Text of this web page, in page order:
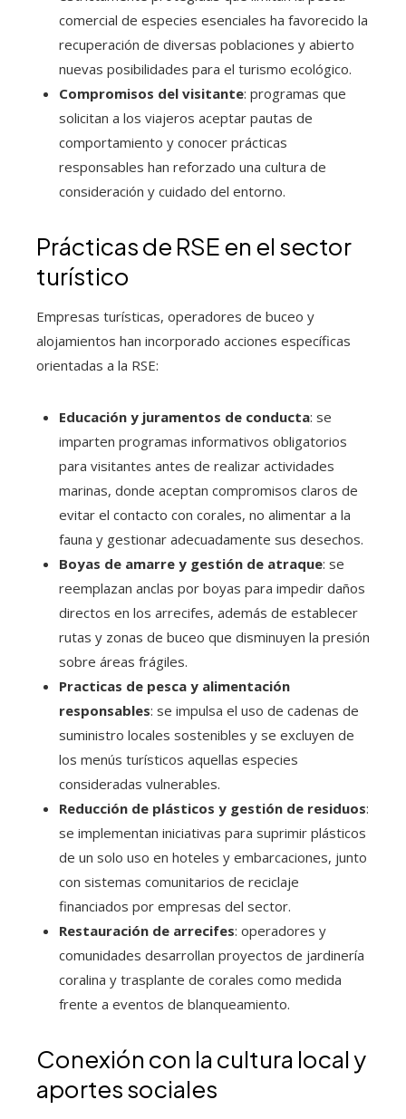
comercial de especies esenciales ha favorecido la
recuperación de diversas poblaciones y abierto
nuevas posibilidades para el turismo ecológico.
Compromisos del visitante: programas que
solicitan a los viajeros aceptar pautas de
comportamiento y conocer prácticas
responsables han reforzado una cultura de
consideración y cuidado del entorno.
Prácticas de RSE en el sector
turístico
Empresas turísticas, operadores de buceo y
alojamientos han incorporado acciones específicas
orientadas a la RSE:
Educación y juramentos de conducta: se
imparten programas informativos obligatorios
para visitantes antes de realizar actividades
marinas, donde aceptan compromisos claros de
evitar el contacto con corales, no alimentar a la
fauna y gestionar adecuadamente sus desechos.
Boyas de amarre y gestión de atraque: se
reemplazan anclas por boyas para impedir daños
directos en los arrecifes, además de establecer
rutas y zonas de buceo que disminuyen la presión
sobre áreas frágiles.
Practicas de pesca y alimentación
responsables: se impulsa el uso de cadenas de
suministro locales sostenibles y se excluyen de
los menús turísticos aquellas especies
consideradas vulnerables.
Reducción de plásticos y gestión de residuos:
se implementan iniciativas para suprimir plásticos
de un solo uso en hoteles y embarcaciones, junto
con sistemas comunitarios de reciclaje
financiados por empresas del sector.
Restauración de arrecifes: operadores y
comunidades desarrollan proyectos de jardinería
coralina y trasplante de corales como medida
frente a eventos de blanqueamiento.
Conexión con la cultura local y
aportes sociales